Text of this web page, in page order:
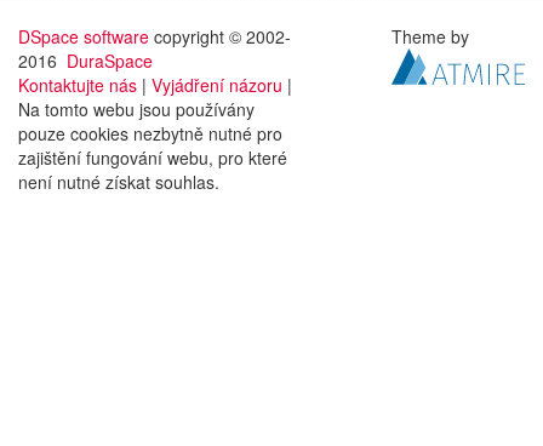
DSpace software copyright © 2002-
2016 DuraSpace
Kontaktujte nás | Vyjádření názoru |
Na tomto webu jsou používány
pouze cookies nezbytně nutné pro
zajištění fungování webu, pro které
není nutné získat souhlas.
Theme by